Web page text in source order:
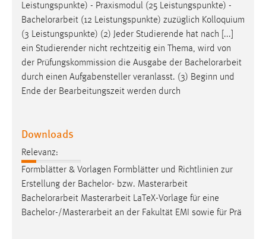
Leistungspunkte) - Praxismodul (25 Leistungspunkte) -
Bachelorarbeit (12 Leistungspunkte) zuzüglich Kolloquium
(3 Leistungspunkte) (2) Jeder Studierende hat nach [...]
ein Studierender nicht rechtzeitig ein Thema, wird von
der Prüfungskommission die Ausgabe der Bachelorarbeit
durch einen Aufgabensteller veranlasst. (3) Beginn und
Ende der Bearbeitungszeit werden durch
Downloads
Relevanz:
Formblätter & Vorlagen Formblätter und Richtlinien zur
Erstellung der Bachelor- bzw. Masterarbeit
Bachelorarbeit Masterarbeit LaTeX-Vorlage für eine
Bachelor-/Masterarbeit an der Fakultät EMI sowie für Prä
Für performante Seitenauslieferung wird in diesem Cookie
gespeichert, ob man eingeloggt ist.
Sprachpräferenz
Name:
site-language-preference
Chat
Name: